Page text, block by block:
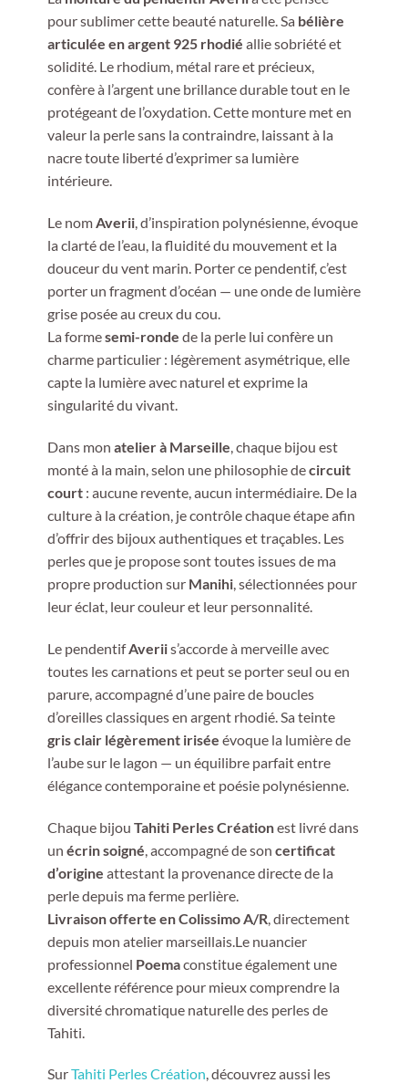
pour sublimer cette beauté naturelle. Sa bélière
articulée en argent 925 rhodié allie sobriété et
solidité. Le rhodium, métal rare et précieux,
confère à l’argent une brillance durable tout en le
protégeant de l’oxydation. Cette monture met en
valeur la perle sans la contraindre, laissant à la
nacre toute liberté d’exprimer sa lumière
intérieure.
Le nomAverii, d’inspiration polynésienne, évoque
la clarté de l’eau, la fluidité du mouvement et la
douceur du vent marin. Porter ce pendentif, c’est
porter un fragment d’océan — une onde de lumière
grise posée au creux du cou.
La formesemi-ronde de la perle lui confère un
charme particulier : légèrement asymétrique, elle
capte la lumière avec naturel et exprime la
singularité du vivant.
Dans mon atelier à Marseille, chaque bijou est
monté à la main, selon une philosophie decircuit
court: aucune revente, aucun intermédiaire. De la
culture à la création, je contrôle chaque étape afin
d’offrir des bijoux authentiques et traçables. Les
perles que je propose sont toutes issues de ma
propre production sur Manihi, sélectionnées pour
leur éclat, leur couleur et leur personnalité.
Le pendentifAveriis’accorde à merveille avec
toutes les carnations et peut se porter seul ou en
parure, accompagné d’une paire de boucles
d’oreilles classiques en argent rhodié. Sa teinte
gris clair légèrement irisée évoque la lumière de
l’aube sur le lagon — un équilibre parfait entre
élégance contemporaine et poésie polynésienne.
Chaque bijou Tahiti Perles Créationest livré dans
un écrin soigné , accompagné de son certificat
d’origine attestant la provenance directe de la
perle depuis ma ferme perlière.
Livraison offerte en Colissimo A/R , directement
depuis mon atelier marseillais.Le nuancier
professionnel Poemaconstitue également une
excellente référence pour mieux comprendre la
diversité chromatique naturelle des perles de
Tahiti.
SurTahiti Perles Création, découvrez aussi les